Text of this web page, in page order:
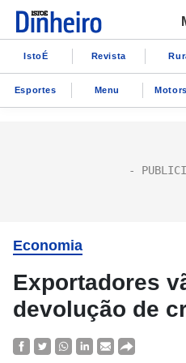
IstoÉ Revista
Esportes Menu
Economia
Exportadores
devolução de